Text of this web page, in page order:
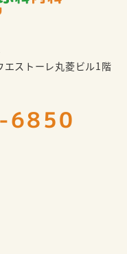
ストーレ丸菱ビル1階
6850